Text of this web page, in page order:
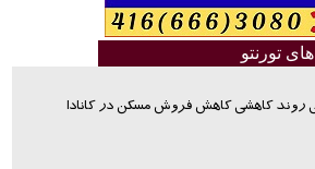
تورنتو
روند کاهشی کاهش فروش مسکن در کانادا